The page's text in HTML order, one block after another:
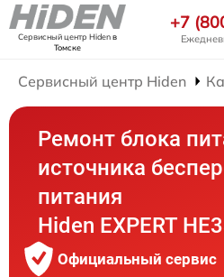
Сервисный центр Hidenв
Томске
+7
Сервисный центр Hiden
Ремонт блока
источника
питания
Hiden EXPERT
Официальный сервис